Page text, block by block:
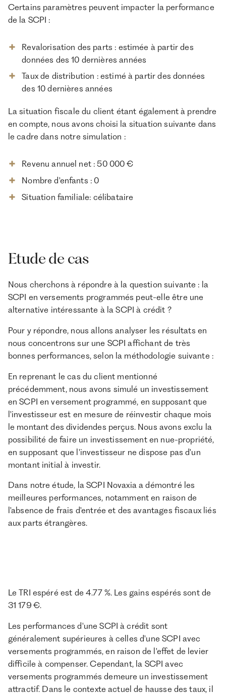
Certains paramètres peuvent impacter la performance
de la SCPI :
Revalorisation des parts : estimée à partir des
données des 10 dernières années
Taux de distribution : estimé à partir des données
des 10 dernières années
La situation fiscale du client étant également à prendre
en compte, nous avons choisi la situation suivante dans
le cadre dans notre simulation :
Revenu annuel net : 50 000 €
Nombre d'enfants : 0
Situation familiale: célibataire
Etude de cas
Nous cherchons à répondre à la question suivante : la
SCPI en versements programmés peut-elle être une
alternative intéressante à la SCPI à crédit ?
Pour y répondre, nous allons analyser les résultats en
nous concentrons sur une SCPI affichant de très
bonnes performances, selon la méthodologie suivante :
En reprenant le cas du client mentionné
précédemment, nous avons simulé un investissement
en SCPI en versement programmé, en supposant que
l'investisseur est en mesure de réinvestir chaque mois
le montant des dividendes perçus. Nous avons exclu la
possibilité de faire un investissement en nue-propriété,
en supposant que l'investisseur ne dispose pas d'un
montant initial à investir.
Dans notre étude, la SCPI Novaxia a démontré les
meilleures performances, notamment en raison de
l'absence de frais d'entrée et des avantages fiscaux liés
aux parts étrangères.
Le TRI espéré est de 4.77 %. Les gains espérés sont de
31 179 €.
Les performances d'une SCPI à crédit sont
généralement supérieures à celles d'une SCPI avec
versements programmés, en raison de l'effet de levier
difficile à compenser. Cependant, la SCPI avec
versements programmés demeure un investissement
attractif. Dans le contexte actuel de hausse des taux, il